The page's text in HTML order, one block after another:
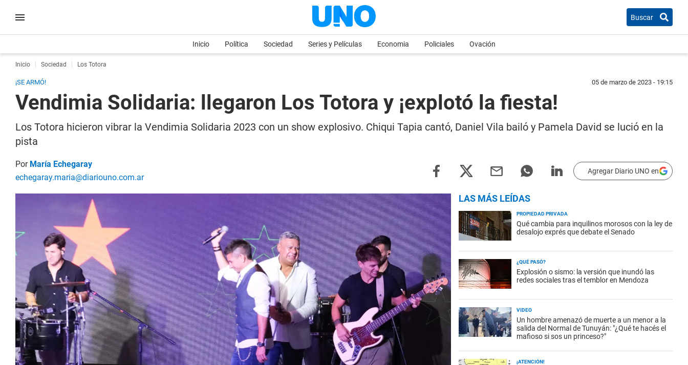
Buscar
Inicio Política Sociedad Series y Películas Economia Policiales Ovación
Inicio Sociedad Los Totora
¡SE ARMÓ! 05 de marzo de 2023 - 19:15
Vendimia Solidaria: llegaron Los Totora y ¡explotó la fiesta!
Los Totora hicieron vibrar la Vendimia Solidaria 2023 con un show explosivo. Chiqui Tapia cantó, Daniel Vila bailó y Pamela David se lució en la
pista
Por María Echegaray
echegaray.maria@diariouno.com.ar
Agregar Diario UNO en
LAS MÁS LEÍDAS
PROPIEDAD PRIVADA
Qué cambia para inquilinos morosos con la ley de
desalojo exprés que debate el Senado
¿QUÉ PASÓ?
Explosión o sismo: la versión que inundó las
redes sociales tras el temblor en Mendoza
VIDEO
Un hombre amenazó de muerte a un menor a la
salida del Normal de Tunuyán: "¿Qué te hacés el
mafioso si sos un princeso?"
¡ATENCIÓN!